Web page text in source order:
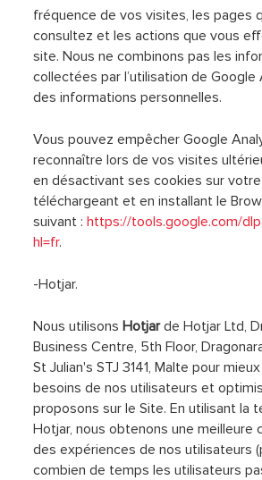
fréquence de vos visites, les pages
consultez et les actions que vous
site. Nous ne combinons pas les
collectées par l’utilisation de
des informations personnelles.
Vous pouvez empêcher Google
reconnaître lors de vos visites
en désactivant ses cookies sur
téléchargeant et en installant le
suivant :https://tools.google.com/
hl=fr.
-Hotjar.
Nous utilisonsHotjarde Hotjar Ltd,
Business Centre, 5th Floor,
St Julian's STJ 3141, Malte pour
besoins de nos utilisateurs et
proposons sur le Site. En utilisant la
Hotjar, nous obtenons une meilleure
des expériences de nos utilisateurs
combien de temps les utilisateurs